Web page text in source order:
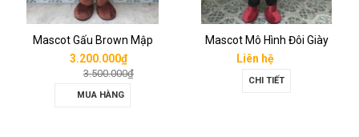
Mascot Gấu Brown Mập
3.200.000₫
3.500.000₫
MUA HÀNG
Mascot Mô Hình Đôi Giày
Liên hệ
CHI TIẾT